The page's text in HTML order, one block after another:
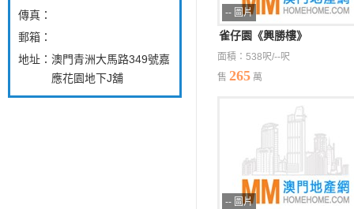
傳真：
郵箱：
地址： 澳門青洲大馬路349號嘉
應花園地下J舖
雀仔園《興勝樓》
-- 圖片
面積：538呎/--呎
售 265 萬
-- 圖片